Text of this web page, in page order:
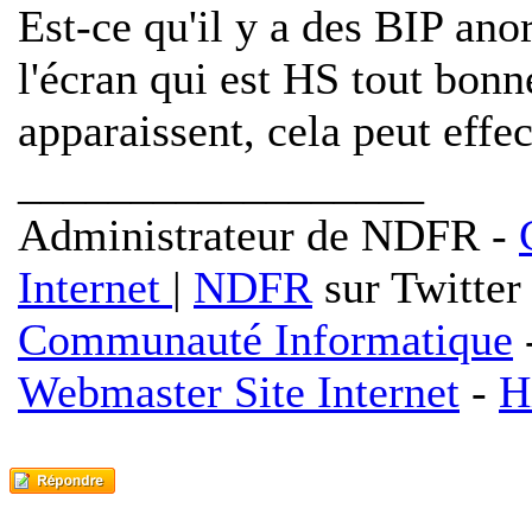
Est-ce qu'il y a des BIP
l'écran qui est HS tout
apparaissent, cela peut
Administrateur de NDFR -
Internet | NDFR sur Twitter
Communauté Informatique
Webmaster Site Internet -